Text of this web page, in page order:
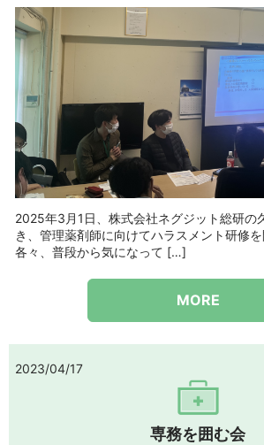
2025年3月1日、株式会社ネグジット総研の
き、管理薬剤師に向けてハラスメント研修を
各々、普段から気になって […]
MORE
2023/04/17
専務を囲む会